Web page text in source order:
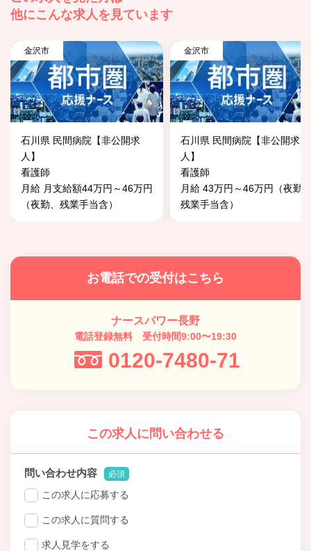
他にこんな求人を見ています
金沢市
石川県 民間病院【非公開求
人】
看護師
月給 月支給額44万円～46万円
（夜勤、残業手当含）
金沢市
石川県 民間病院【非公開求
人】
看護師
月給 43万円～46万円（夜勤
残業手当含）
お電話での受付はこちら
ナースパワー長野
電話登録無料 受付時間9:00〜19:30
0120-7480-71
この求人に問い合わせる
問い合わせ内容 必須
この求人に応募する
この求人に質問する
求人見学をする